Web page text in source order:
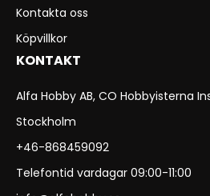
Kontakta oss
Köpvillkor
KONTAKT
Alfa Hobby AB, CO Hobbyisterna
Stockholm
+46-868459092
Telefontid vardagar 09:00-11:00